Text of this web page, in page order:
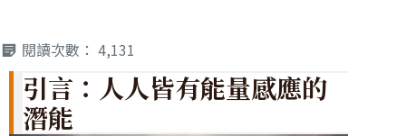
閱讀次數： 4,131
引言：人人皆有能量感應的
潛能